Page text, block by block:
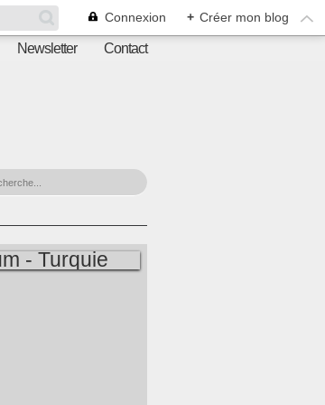
Connexion + Créer mon blog
Newsletter Contact